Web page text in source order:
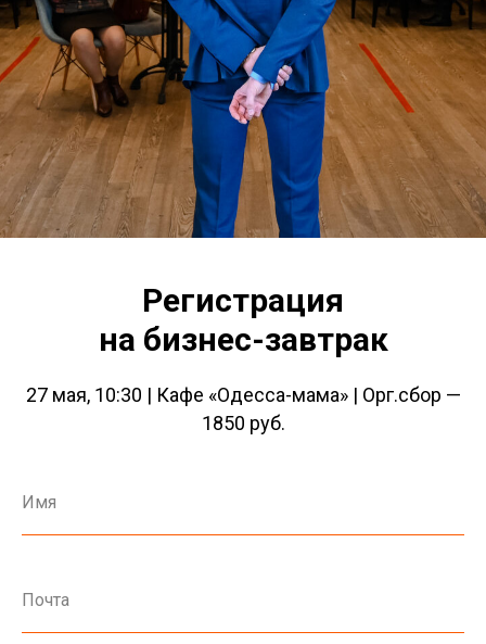
Регистрация
на бизнес-завтрак
27 мая, 10:30 | Кафе «Одесса-мама» | Орг.сбор —
1850 руб.